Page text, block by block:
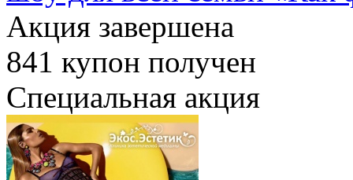
Акция завершена
841 купон получен
Специальная акция